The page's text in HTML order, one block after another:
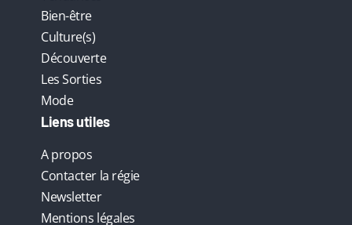
Bien-être
Culture(s)
Découverte
Les Sorties
Mode
Liens utiles
A propos
Contacter la régie
Newsletter
Mentions légales